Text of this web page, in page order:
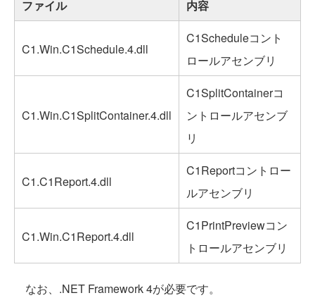
ファイル 内容
C1.Win.C1Schedule.4.dll
C1Scheduleコント
ロールアセンブリ
C1.Win.C1SplitContainer.4.dll
C1SplitContainerコ
ントロールアセンブ
リ
C1.C1Report.4.dll
C1Reportコントロー
ルアセンブリ
C1.Win.C1Report.4.dll
C1PrintPreviewコン
トロールアセンブリ
なお、.NET Framework 4が必要です。